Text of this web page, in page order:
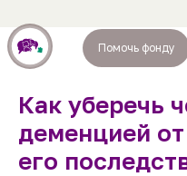
Помочь фонду
Как уберечь
деменцией
его